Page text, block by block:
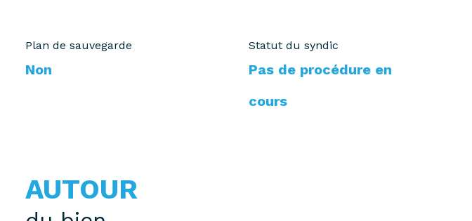
Plan de sauvegarde
Non
Statut du syndic
Pas de procédure en
cours
AUTOUR